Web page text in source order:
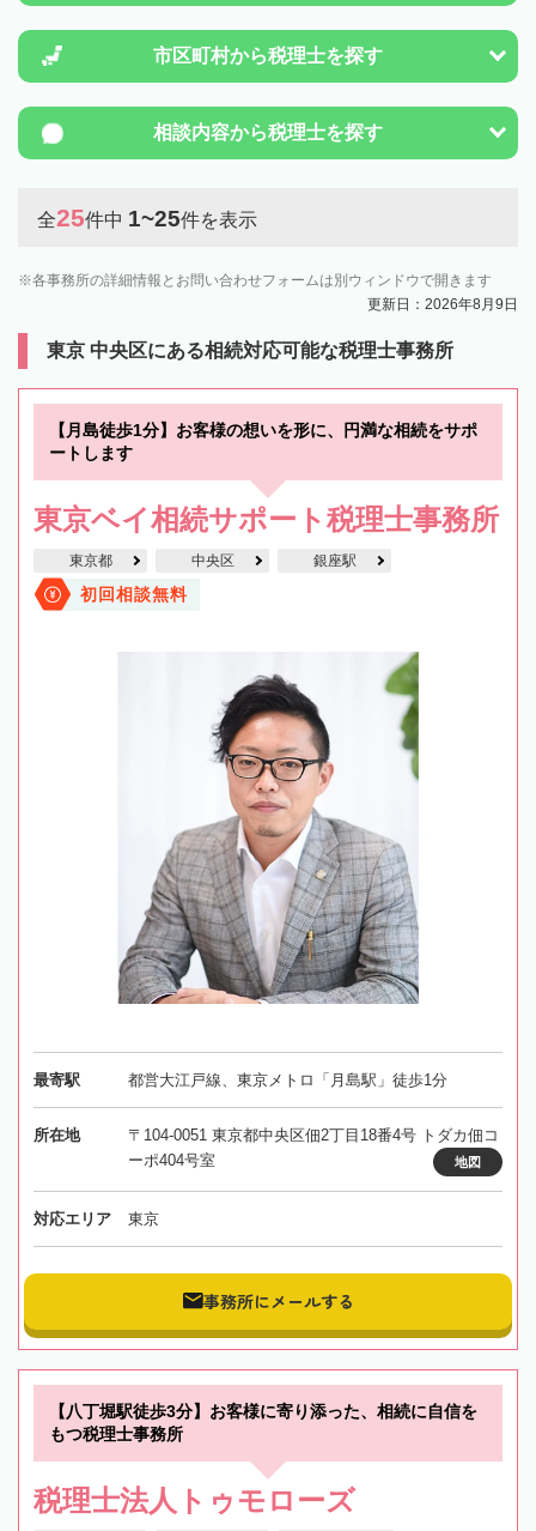
市区町村から税理士を探す
相談内容から税理士を探す
全25件中 1~25件を表示
各事務所の詳細情報とお問い合わせフォームは別ウィンドウで開きます
更新日：2026年8月9日
東京 中央区にある相続対応可能な税理士事務所
【月島徒歩1分】お客様の想いを形に、円満な相続をサポ
ートします
東京ベイ相続サポート税理士事務所
東京都 中央区 銀座駅
初回相談無料
最寄駅 都営大江戸線、東京メトロ「月島駅」徒歩1分
所在地
〒104-0051 東京都中央区佃2丁目18番4号 トダカ佃コ
ーポ404号室
地図
対応エリア 東京
事務所にメールする
【八丁堀駅徒歩3分】お客様に寄り添った、相続に自信を
もつ税理士事務所
税理士法人トゥモローズ